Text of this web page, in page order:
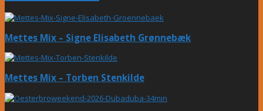
Mettes Mix – Signe Elisabeth Grønnebæk
Mettes Mix – Torben Stenkilde